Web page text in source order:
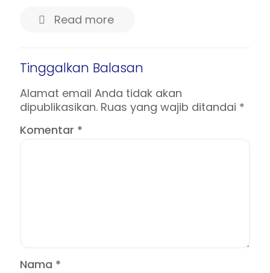
Read more
Tinggalkan Balasan
Alamat email Anda tidak akan
dipublikasikan. Ruas yang wajib ditandai *
Komentar *
Nama *